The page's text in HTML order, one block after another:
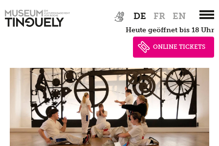
Hauptnavigation
to
DE FR EN
heute geöffnet bis 18 Uhr
ONLINE TICKETS